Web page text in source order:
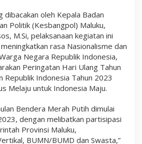
dibacakan oleh Kepala Badan
Politik (Kesbangpol) Maluku,
M.Si, pelaksanaan kegiatan ini
rasa Nasionalisme dan
Negara Republik Indonesia,
Peringatan Hari Ulang Tahun
Republik Indonesia Tahun 2023
Melaju untuk Indonesia Maju.
Bendera Merah Putih dimulai
dengan melibatkan partisipasi
Provinsi Maluku,
BUMN/BUMD dan Swasta,”